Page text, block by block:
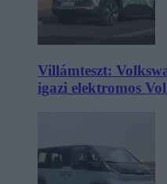
Villámteszt:
igazi elektromos